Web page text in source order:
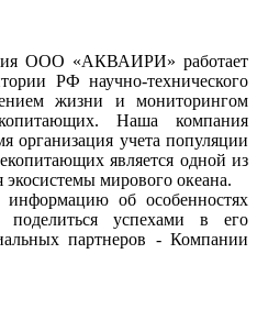
ООО «АКВАИРИ» работает
РФ научно-технического
жизни и мониторингом
Наша компания
организация учета популяции
является одной из
мирового океана.
информацию об особенностях
успехами в его
партнеров - Компании